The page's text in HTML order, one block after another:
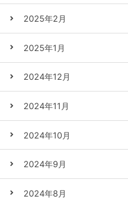
2025年2月
2025年1月
2024年12月
2024年11月
2024年10月
2024年9月
2024年8月